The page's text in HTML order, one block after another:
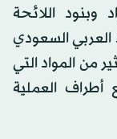
اللائحة
السعودي
من المواد التي
العملية